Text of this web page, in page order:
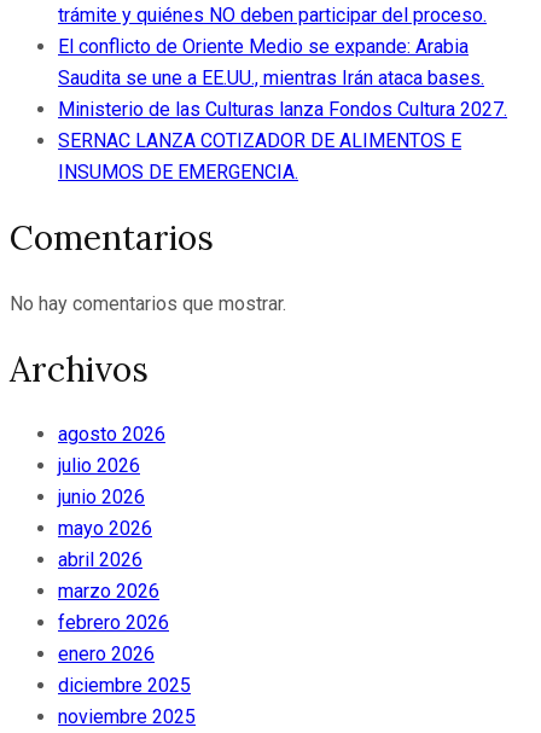
trámite y quiénes NO deben participar del proceso.
El conflicto de Oriente Medio se expande: Arabia
Saudita se une a EE.UU., mientras Irán ataca bases.
Ministerio de las Culturas lanza Fondos Cultura 2027.
SERNAC LANZA COTIZADOR DE ALIMENTOS E
INSUMOS DE EMERGENCIA.
Comentarios
No hay comentarios que mostrar.
Archivos
agosto 2026
julio 2026
junio 2026
mayo 2026
abril 2026
marzo 2026
febrero 2026
enero 2026
diciembre 2025
noviembre 2025